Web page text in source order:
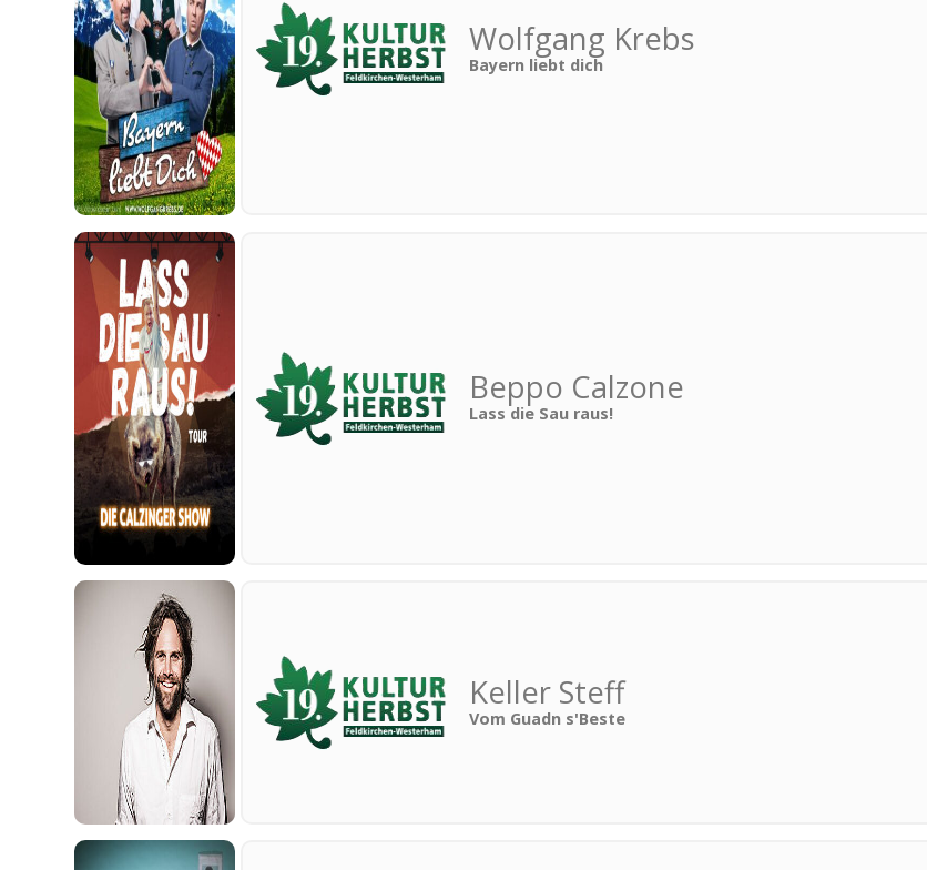
Wolfgang Krebs
Bayern liebt dich
Beppo Calzone
Lass die Sau raus!
Keller Steff
Vom Guadn s'Beste